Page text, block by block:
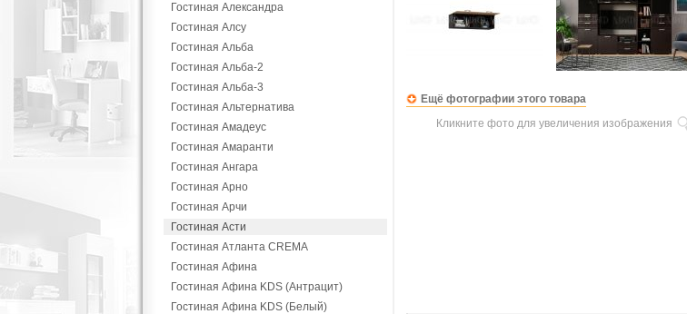
Гостиная Александра
Гостиная Алсу
Гостиная Альба
Гостиная Альба-2
Гостиная Альба-3
Гостиная Альтернатива
Гостиная Амадеус
Гостиная Амаранти
Гостиная Ангара
Гостиная Арно
Гостиная Арчи
Гостиная Асти
Гостиная Атланта CREMA
Гостиная Афина
Гостиная Афина KDS (Антрацит)
Гостиная Афина KDS (Белый)
Ещё фотографии этого товара
Кликните фото для увеличения изображения